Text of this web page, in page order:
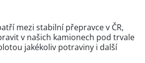
mezi stabilní přepravce v ČR,
v našich kamionech pod trvale
jakékoliv potraviny i další